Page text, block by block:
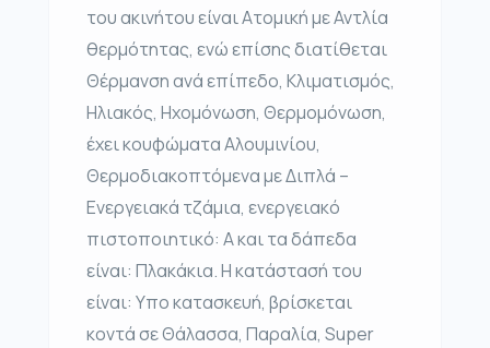
του ακινήτου είναι Ατομική με Αντλία
θερμότητας, ενώ επίσης διατίθεται
Θέρμανση ανά επίπεδο, Κλιματισμός,
Ηλιακός, Ηχομόνωση, Θερμομόνωση,
έχει κουφώματα Αλουμινίου,
Θερμοδιακοπτόμενα με Διπλά –
Ενεργειακά τζάμια, ενεργειακό
πιστοποιητικό: Α και τα δάπεδα
είναι: Πλακάκια. Η κατάστασή του
είναι: Υπο κατασκευή, βρίσκεται
κοντά σε Θάλασσα, Παραλία, Super